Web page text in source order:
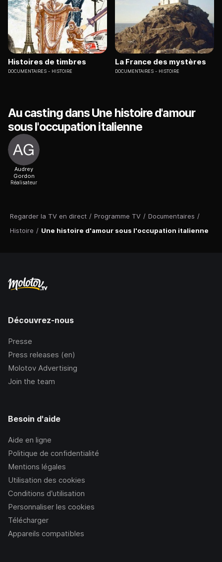
Regarder la TV en direct / Programme TV / Documentaires /
Histoire / Une histoire d'amour sous l'occupation italienne
Histoires de timbres
DOCUMENTAIRES HISTOIRE
La France des mystères
DOCUMENTAIRES HISTOIRE
Au casting dans Une histoire d'amour
sous l'occupation italienne
Audrey
Gordon
Réalisateur
Découvrez-nous
Presse
Press releases (en)
Molotov Advertising
Join the team
Besoin d'aide
Aide en ligne
Politique de confidentialité
Mentions légales
Utilisation des cookies
Conditions d’utilisation
Personnaliser les cookies
Télécharger
Appareils compatibles